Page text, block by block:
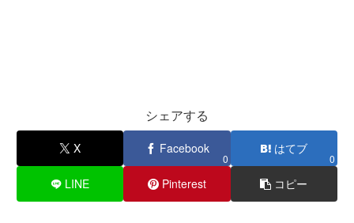
シェアする
X Facebook
0
はてブ
0
LINE Pinterest コピー